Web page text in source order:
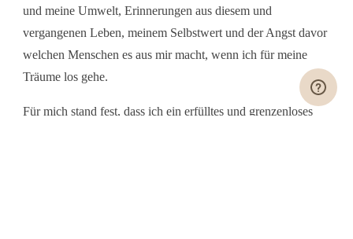
und meine Umwelt, Erinnerungen aus diesem und
vergangenen Leben, meinem Selbstwert und der Angst davor
welchen Menschen es aus mir macht, wenn ich für meine
Träume los gehe.
Für mich stand fest, dass ich ein erfülltes und grenzenloses